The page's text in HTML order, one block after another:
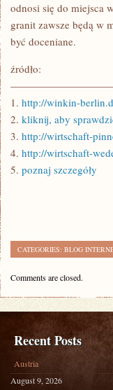
odnosi się do miejsca
granit zawsze będą w
być doceniane.
źródło:
1. http://winkin-
2. kliknij, aby
3. http://wirtschaft-
4. http://wirtschaft-
5. poznaj szczegóły
CATEGORIES: BLOG
Comments are closed.
Recent Posts
Austria
August 9, 2026